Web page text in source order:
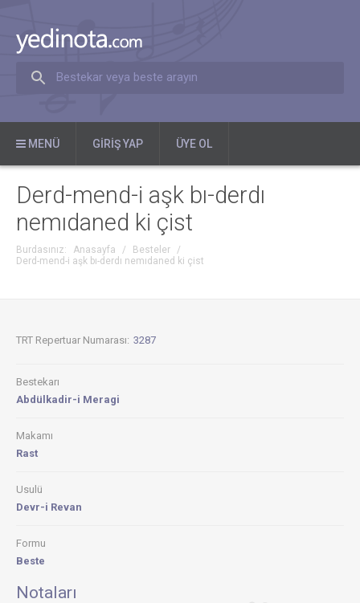
Bestekar veya beste arayın
MENÜ GIRIŞ YAP ÜYE OL
Derd-mend-i aşk bı-derdı
nemıdaned ki çist
Burdasınız: Anasayfa / Besteler
/
Derd-mend-i aşk bı-derdı nemıdaned ki çist
TRT Repertuar Numarası: 3287
Bestekarı
Abdülkadir-i Meragi
Makamı
Rast
Usulü
Devr-i Revan
Formu
Beste
Notaları